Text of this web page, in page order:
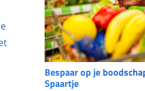
Bespaar op je
Spaartje